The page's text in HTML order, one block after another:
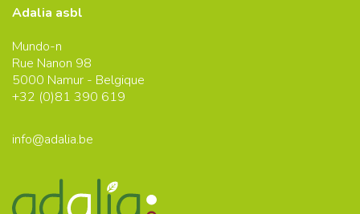
Adalia asbl
Mundo-n
Rue Nanon 98
5000 Namur - Belgique
+32 (0)81 390 619
info@adalia.be